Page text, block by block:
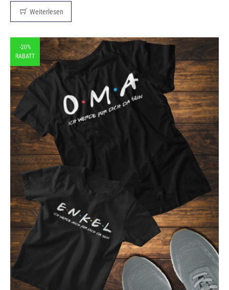
Weiterlesen
-20%
RABATT